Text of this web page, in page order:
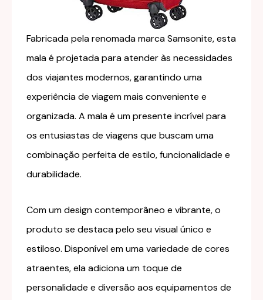
Fabricada pela renomada marca Samsonite, esta
mala é projetada para atender às necessidades
dos viajantes modernos, garantindo uma
experiência de viagem mais conveniente e
organizada. A mala é um presente incrível para
os entusiastas de viagens que buscam uma
combinação perfeita de estilo, funcionalidade e
durabilidade.
Com um design contemporâneo e vibrante, o
produto se destaca pelo seu visual único e
estiloso. Disponível em uma variedade de cores
atraentes, ela adiciona um toque de
personalidade e diversão aos equipamentos de